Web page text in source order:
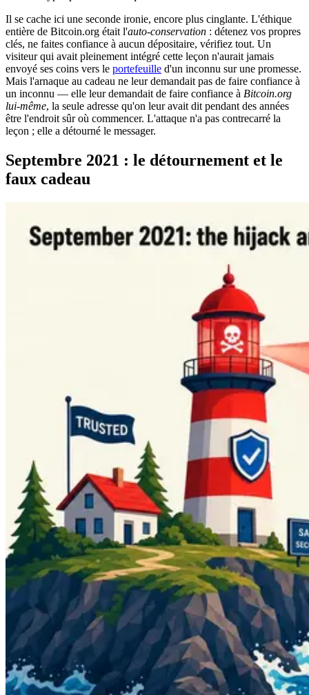
Il se cache ici une seconde ironie, encore plus cinglante. L'éthique
entière de Bitcoin.org était l'auto-conservation : détenez vos propres
clés, ne faites confiance à aucun dépositaire, vérifiez tout. Un
visiteur qui avait pleinement intégré cette leçon n'aurait jamais
envoyé ses coins vers le portefeuille d'un inconnu sur une promesse.
Mais l'arnaque au cadeau ne leur demandait pas de faire confiance à
un inconnu — elle leur demandait de faire confiance à Bitcoin.org
lui-même, la seule adresse qu'on leur avait dit pendant des années
être l'endroit sûr où commencer. L'attaque n'a pas contrecarré la
leçon ; elle a détourné le messager.
Septembre 2021 : le détournement et le
faux cadeau